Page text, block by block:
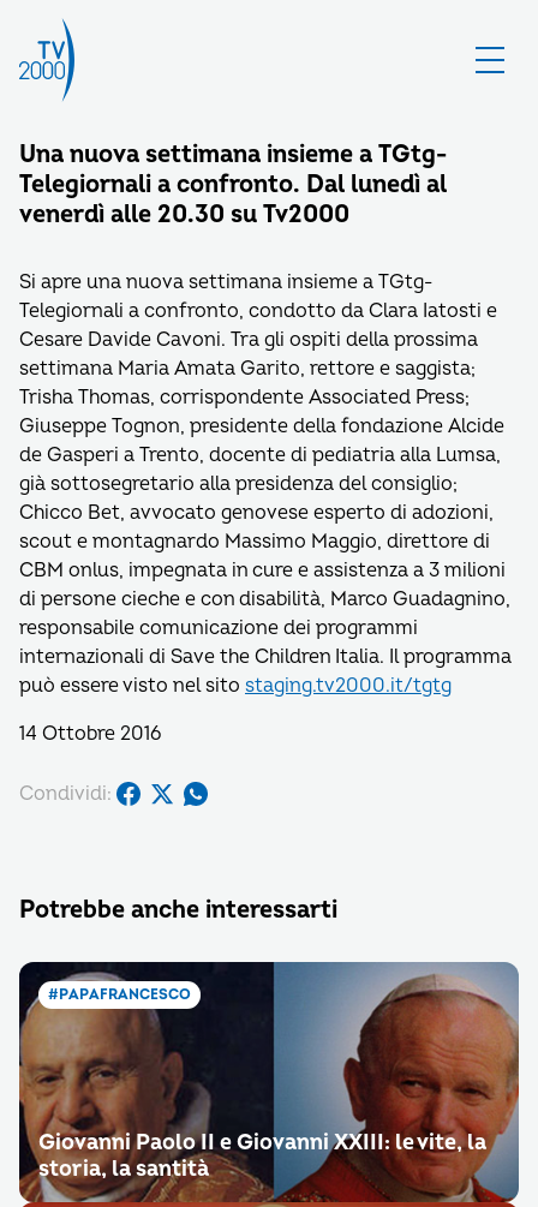
Una nuova settimana insieme a TGtg-
Telegiornali a confronto. Dal lunedì al
venerdì alle 20.30 su Tv2000
Si apre una nuova settimana insieme a TGtg-
Telegiornali a confronto, condotto da Clara Iatosti e
Cesare Davide Cavoni. Tra gli ospiti della prossima
settimana Maria Amata Garito, rettore e saggista;
Trisha Thomas, corrispondente Associated Press;
Giuseppe Tognon, presidente della fondazione Alcide
de Gasperi a Trento, docente di pediatria alla Lumsa,
già sottosegretario alla presidenza del consiglio;
Chicco Bet, avvocato genovese esperto di adozioni,
scout e montagnardo Massimo Maggio, direttore di
CBM onlus, impegnata in cure e assistenza a 3 milioni
di persone cieche e con disabilità, Marco Guadagnino,
responsabile comunicazione dei programmi
internazionali di Save the Children Italia. Il programma
può essere visto nel sito staging.tv2000.it/tgtg
14 Ottobre 2016
Condividi:
Potrebbe anche interessarti
#PAPAFRANCESCO
Giovanni Paolo II e Giovanni XXIII: le vite, la
storia, la santità